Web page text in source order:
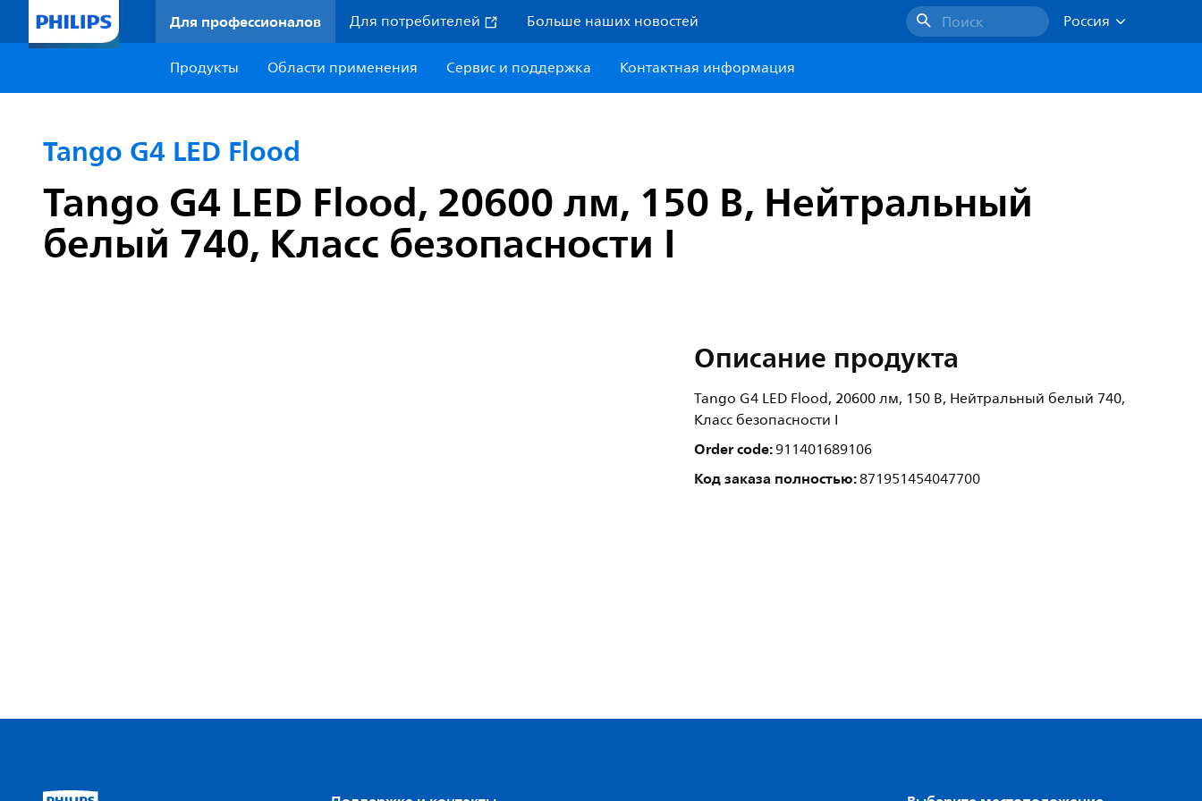
Для профессионалов Для потребителей Больше наших новостей Поиск
Россия
Продукты
Области применения Сервис и поддержка Контактная информация
Tango G4 LED Flood
Tango G4 LED Flood, 20600 лм, 150 В, Нейтральный
белый 740, Класс безопасности I
Описание продукта
Tango G4 LED Flood, 20600 лм, 150 В, Нейтральный белый 740,
Класс безопасности I
Order code:911401689106
Код заказа полностью:871951454047700